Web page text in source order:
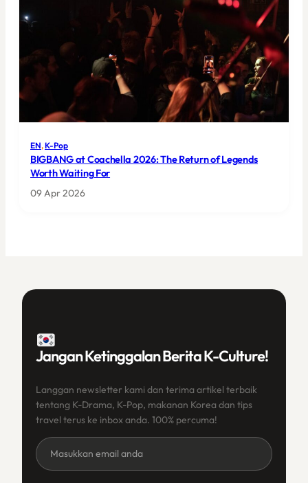
EN, K-Pop
BIGBANG at Coachella 2026: The Return of Legends
Worth Waiting For
09 Apr 2026
Jangan Ketinggalan Berita K-Culture!
Langgan newsletter kami dan terima artikel terbaik
tentang K-Drama, K-Pop, makanan Korea dan tips
travel terus ke inbox anda. 100% percuma!
Newsletter
(BM)